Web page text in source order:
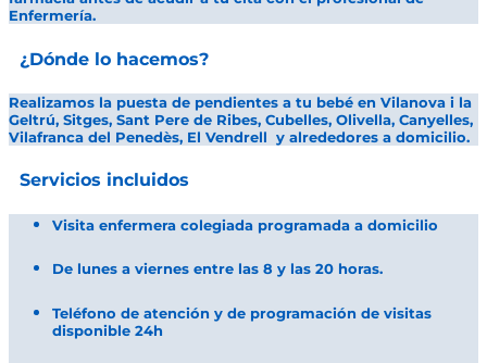
Enfermería.
¿Dónde lo hacemos?
Realizamos la puesta de pendientes a tu bebé en Vilanova i la
Geltrú, Sitges, Sant Pere de Ribes, Cubelles, Olivella, Canyelles,
Vilafranca del Penedès, El Vendrell y alrededores a domicilio.
Servicios incluidos
Visita enfermera colegiada programada a domicilio
De lunes a viernes entre las 8 y las 20 horas.
Teléfono de atención y de programación de visitas
disponible 24h